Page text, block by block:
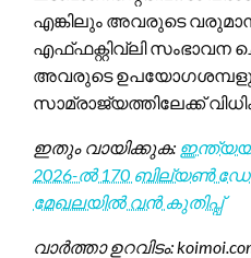
എങ്കിലും അവരുടെ
എഫ്ഫക്റ്റിവ്ലി സംഭാവന
അവരുടെ
സാമ്രാജ്യത്തിലേക്ക്
ഇതും വായിക്കുക:
2026-ൽ 170 ബില്യൺ
മേഖലയിൽ വൻ കുതിപ്പ്
വാർത്താ ഉറവിടം: